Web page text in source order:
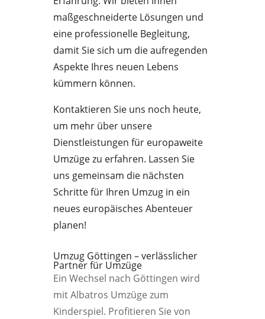
maßgeschneiderte Lösungen und
eine professionelle Begleitung,
damit Sie sich um die aufregenden
Aspekte Ihres neuen Lebens
kümmern können.
Kontaktieren Sie uns noch heute,
um mehr über unsere
Dienstleistungen für europaweite
Umzüge zu erfahren. Lassen Sie
uns gemeinsam die nächsten
Schritte für Ihren Umzug in ein
neues europäisches Abenteuer
planen!
Umzug Göttingen – verlässlicher
Partner für Umzüge
Ein Wechsel nach Göttingen wird
mit Albatros Umzüge zum
Kinderspiel. Profitieren Sie von